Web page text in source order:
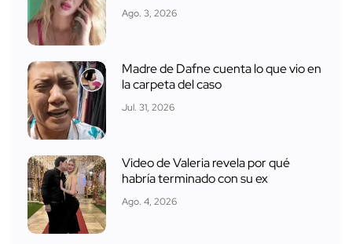
Ago. 3, 2026
Madre de Dafne cuenta lo que vio en
la carpeta del caso
Jul. 31, 2026
Video de Valeria revela por qué
habría terminado con su ex
Ago. 4, 2026